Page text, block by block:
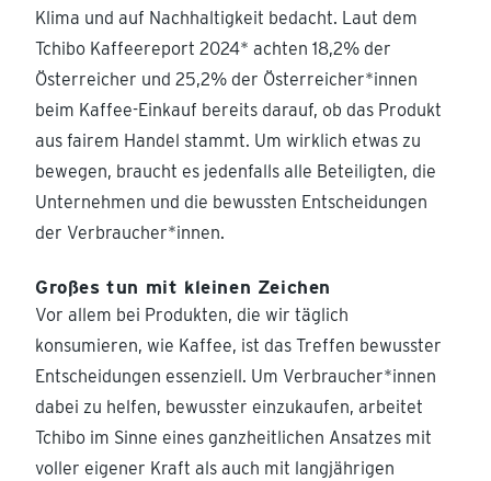
Klima und auf Nachhaltigkeit bedacht. Laut dem
Tchibo Kaffeereport 2024* achten 18,2% der
Österreicher und 25,2% der Österreicher*innen
beim Kaffee-Einkauf bereits darauf, ob das Produkt
aus fairem Handel stammt. Um wirklich etwas zu
bewegen, braucht es jedenfalls alle Beteiligten, die
Unternehmen und die bewussten Entscheidungen
der Verbraucher*innen.
Großes tun mit kleinen Zeichen
Vor allem bei Produkten, die wir täglich
konsumieren, wie Kaffee, ist das Treffen bewusster
Entscheidungen essenziell. Um Verbraucher*innen
dabei zu helfen, bewusster einzukaufen, arbeitet
Tchibo im Sinne eines ganzheitlichen Ansatzes mit
voller eigener Kraft als auch mit langjährigen